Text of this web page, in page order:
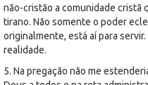
não-cristão a comunidade cristã
tirano. Não somente o poder
originalmente, está aí para
realidade.
5. Na pregação não me